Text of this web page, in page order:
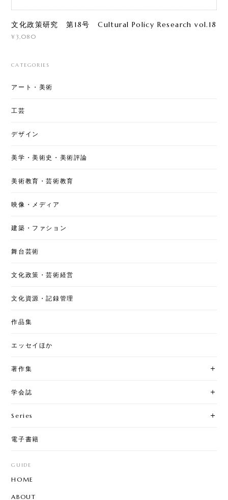
文化政策研究 第18号 Cultural Policy Research vol.18
¥3,080
CATEGORIES
アート・美術
工芸
デザイン
美学・美術史・美術評論
美術教育・芸術教育
映像・メディア
建築・ファション
舞台芸術
文化政策・芸術経営
文化資源・記録管理
作品集
エッセイほか
著作集
学会誌
Series
電子書籍
GUIDE
HOME
ABOUT